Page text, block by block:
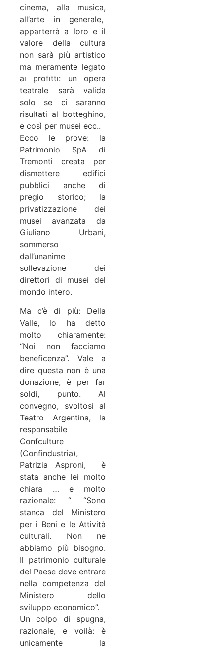
cinema, alla musica,
all’arte in generale,
apparterrà a loro e il
valore della cultura
non sarà più artistico
ma meramente legato
ai profitti: un opera
teatrale sarà valida
solo se ci saranno
risultati al botteghino,
e così per musei ecc..
Ecco le prove: la
Patrimonio SpA di
Tremonti creata per
dismettere edifici
pubblici anche di
pregio storico; la
privatizzazione dei
musei avanzata da
Giuliano Urbani,
sommerso
dall’unanime
sollevazione dei
direttori di musei del
mondo intero.
Ma c’è di più: Della
Valle, lo ha detto
molto chiaramente:
“Noi non facciamo
beneficenza”. Vale a
dire questa non è una
donazione, è per far
soldi, punto. Al
convegno, svoltosi al
Teatro Argentina, la
responsabile
Confculture
(Confindustria),
Patrizia Asproni, è
stata anche lei molto
chiara … e molto
razionale: “ “Sono
stanca del Ministero
per i Beni e le Attività
culturali. Non ne
abbiamo più bisogno.
Il patrimonio culturale
del Paese deve entrare
nella competenza del
Ministero dello
sviluppo economico”.
Un colpo di spugna,
razionale, e voilà: è
unicamente la